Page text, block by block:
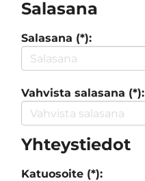
Salasana
Salasana (*):
Vahvista salasana (*):
Yhteystiedot
Katuosoite (*):